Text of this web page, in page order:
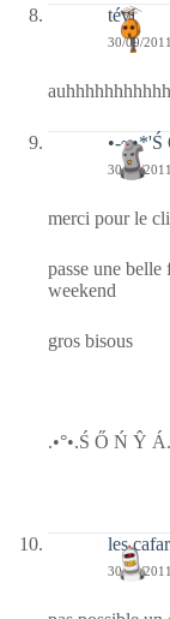
tévi
30/09/
•-
30/09/
merci pour le
passe une
weekend
gros bisous
.•°•.Ś Ő Ń Ŷ
les
30/09/